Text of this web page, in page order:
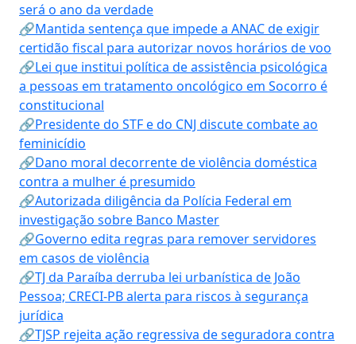
será o ano da verdade
🔗Mantida sentença que impede a ANAC de exigir
certidão fiscal para autorizar novos horários de voo
🔗Lei que institui política de assistência psicológica
a pessoas em tratamento oncológico em Socorro é
constitucional
🔗Presidente do STF e do CNJ discute combate ao
feminicídio
🔗Dano moral decorrente de violência doméstica
contra a mulher é presumido
🔗Autorizada diligência da Polícia Federal em
investigação sobre Banco Master
🔗Governo edita regras para remover servidores
em casos de violência
🔗TJ da Paraíba derruba lei urbanística de João
Pessoa; CRECI-PB alerta para riscos à segurança
jurídica
🔗TJSP rejeita ação regressiva de seguradora contra